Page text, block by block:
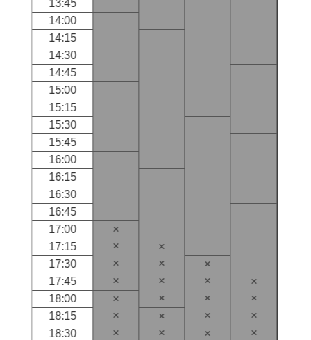
13:45
14:00
14:15
14:30
14:45
15:00
15:15
15:30
15:45
16:00
16:15
16:30
16:45
17:00
×
17:15
×
×
17:30
× ×
×
17:45
× × ×
×
18:00
× × ×
×
18:15
× × ×
×
18:30
× × ×
×